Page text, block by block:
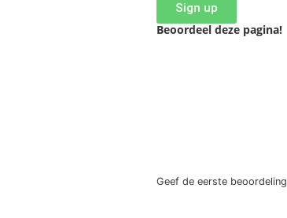
Sign up
Beoordeel deze pagina!
Geef de eerste beoordeling